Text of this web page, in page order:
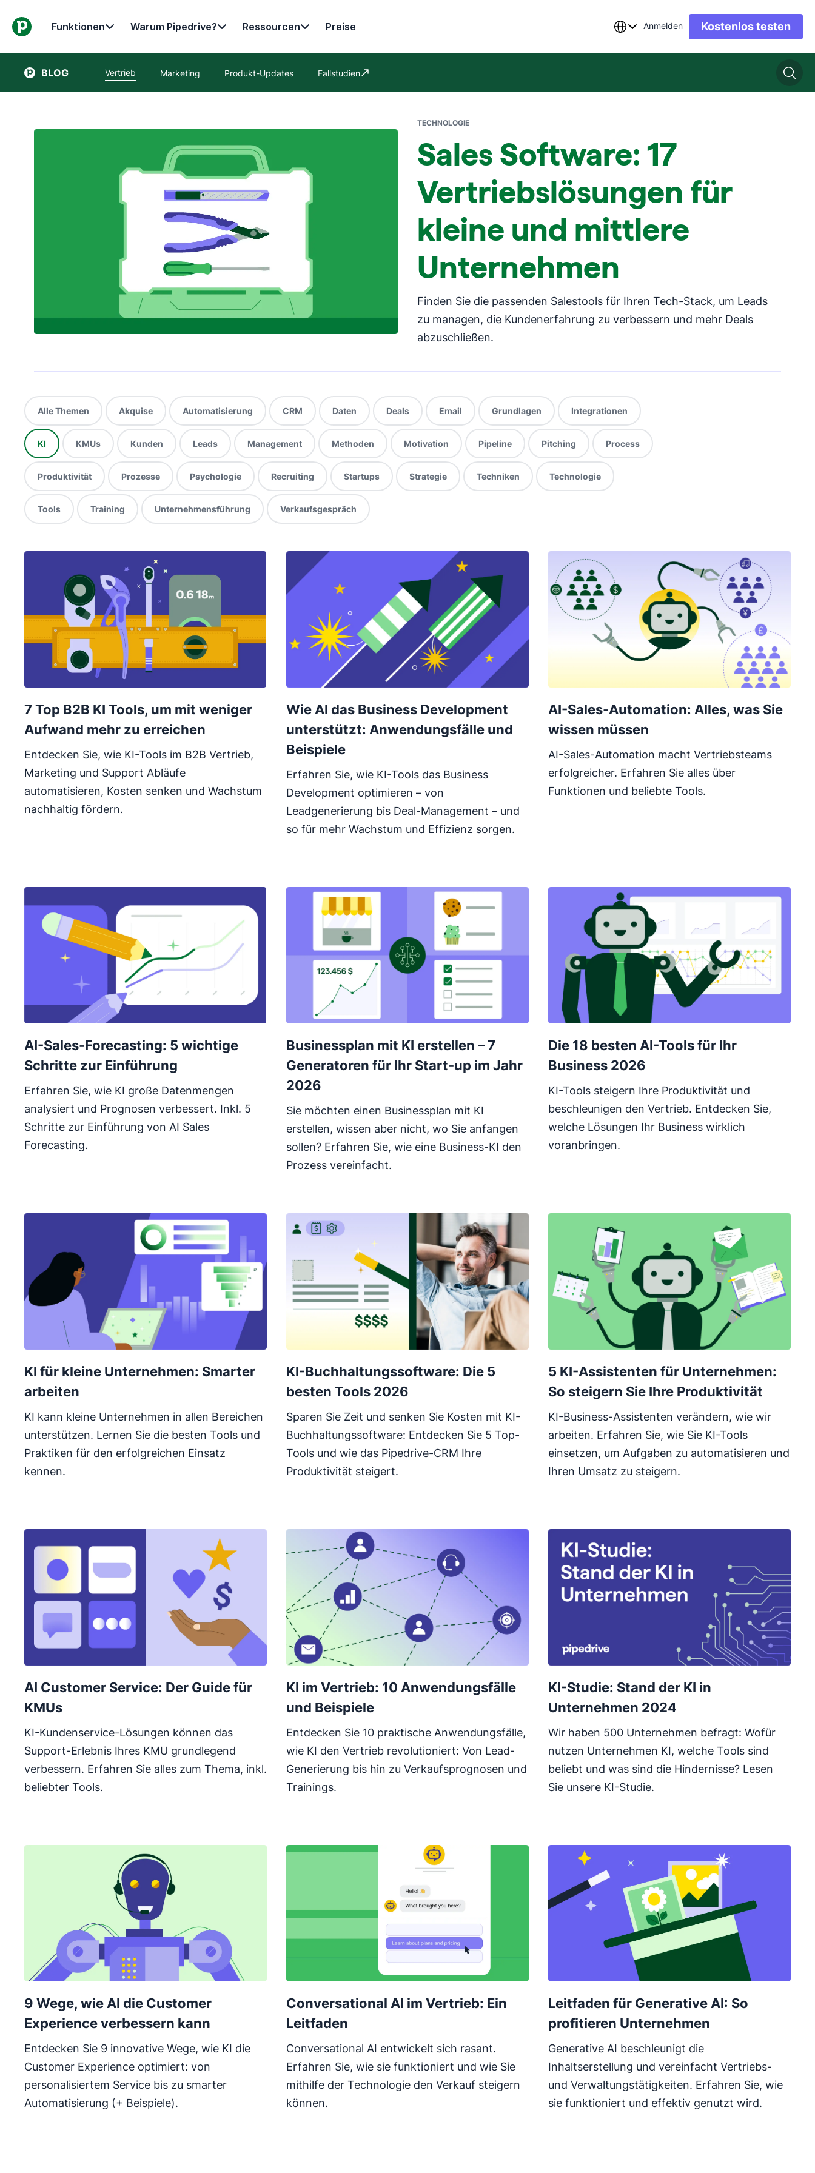
Funktionen Warum Pipedrive? Ressourcen Preise Anmelden Kostenlos testen
BLOG Vertrieb Marketing Produkt-Updates Fallstudien
In neuem Fenster öffnen
TECHNOLOGIE
Sales Software: 17
Vertriebslösungen für
kleine und mittlere
Unternehmen
Finden Sie die passenden Salestools für Ihren Tech-Stack, um Leads
zu managen, die Kundenerfahrung zu verbessern und mehr Deals
abzuschließen.
Alle Themen Akquise Automatisierung CRM Daten Deals Email Grundlagen Integrationen
KI KMUs Kunden Leads Management Methoden Motivation Pipeline Pitching Process
Produktivität Prozesse Psychologie Recruiting Startups Strategie Techniken Technologie
Tools Training Unternehmensführung Verkaufsgespräch
7 Top B2B KI Tools, um mit weniger
Aufwand mehr zu erreichen
Entdecken Sie, wie KI-Tools im B2B Vertrieb,
Marketing und Support Abläufe
automatisieren, Kosten senken und Wachstum
nachhaltig fördern.
Wie AI das Business Development
unterstützt: Anwendungsfälle und
Beispiele
Erfahren Sie, wie KI-Tools das Business
Development optimieren – von
Leadgenerierung bis Deal-Management – und
so für mehr Wachstum und Effizienz sorgen.
AI-Sales-Automation: Alles, was Sie
wissen müssen
AI-Sales-Automation macht Vertriebsteams
erfolgreicher. Erfahren Sie alles über
Funktionen und beliebte Tools.
AI-Sales-Forecasting: 5 wichtige
Schritte zur Einführung
Erfahren Sie, wie KI große Datenmengen
analysiert und Prognosen verbessert. Inkl. 5
Schritte zur Einführung von AI Sales
Forecasting.
Businessplan mit KI erstellen – 7
Generatoren für Ihr Start-up im Jahr
2026
Sie möchten einen Businessplan mit KI
erstellen, wissen aber nicht, wo Sie anfangen
sollen? Erfahren Sie, wie eine Business-KI den
Prozess vereinfacht.
Die 18 besten AI-Tools für Ihr
Business 2026
KI-Tools steigern Ihre Produktivität und
beschleunigen den Vertrieb. Entdecken Sie,
welche Lösungen Ihr Business wirklich
voranbringen.
KI für kleine Unternehmen: Smarter
arbeiten
KI kann kleine Unternehmen in allen Bereichen
unterstützen. Lernen Sie die besten Tools und
Praktiken für den erfolgreichen Einsatz
kennen.
KI-Buchhaltungssoftware: Die 5
besten Tools 2026
Sparen Sie Zeit und senken Sie Kosten mit KI-
Buchhaltungssoftware: Entdecken Sie 5 Top-
Tools und wie das Pipedrive-CRM Ihre
Produktivität steigert.
5 KI-Assistenten für Unternehmen:
So steigern Sie Ihre Produktivität
KI-Business-Assistenten verändern, wie wir
arbeiten. Erfahren Sie, wie Sie KI-Tools
einsetzen, um Aufgaben zu automatisieren und
Ihren Umsatz zu steigern.
AI Customer Service: Der Guide für
KMUs
KI-Kundenservice-Lösungen können das
Support-Erlebnis Ihres KMU grundlegend
verbessern. Erfahren Sie alles zum Thema, inkl.
beliebter Tools.
KI im Vertrieb: 10 Anwendungsfälle
und Beispiele
Entdecken Sie 10 praktische Anwendungsfälle,
wie KI den Vertrieb revolutioniert: Von Lead-
Generierung bis hin zu Verkaufsprognosen und
Trainings.
KI-Studie: Stand der KI in
Unternehmen 2024
Wir haben 500 Unternehmen befragt: Wofür
nutzen Unternehmen KI, welche Tools sind
beliebt und was sind die Hindernisse? Lesen
Sie unsere KI-Studie.
9 Wege, wie AI die Customer
Experience verbessern kann
Entdecken Sie 9 innovative Wege, wie KI die
Customer Experience optimiert: von
personalisiertem Service bis zu smarter
Automatisierung (+ Beispiele).
Conversational AI im Vertrieb: Ein
Leitfaden
Conversational AI entwickelt sich rasant.
Erfahren Sie, wie sie funktioniert und wie Sie
mithilfe der Technologie den Verkauf steigern
können.
Leitfaden für Generative AI: So
profitieren Unternehmen
Generative AI beschleunigt die
Inhaltserstellung und vereinfacht Vertriebs-
und Verwaltungstätigkeiten. Erfahren Sie, wie
sie funktioniert und effektiv genutzt wird.